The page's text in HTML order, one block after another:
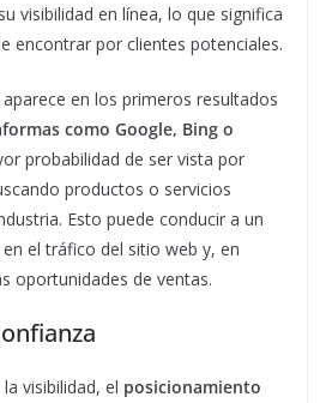
visibilidad en línea, lo que significa
encontrar por clientes potenciales.
en los primeros resultados
como Google, Bing o
probabilidad de ser vista por
productos o servicios
Esto puede conducir a un
el tráfico del sitio web y, en
oportunidades de ventas.
visibilidad, el posicionamiento